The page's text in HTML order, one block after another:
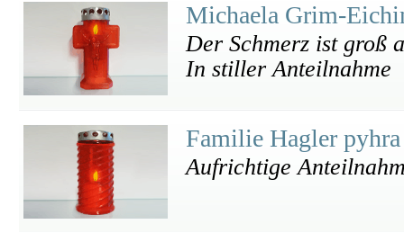
Michaela Grim-
Der Schmerz ist groß
In stiller Anteilnahme
Familie Hagler
Aufrichtige